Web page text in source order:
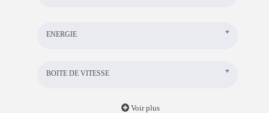
ENERGIE
BOITE DE VITESSE
Voir plus